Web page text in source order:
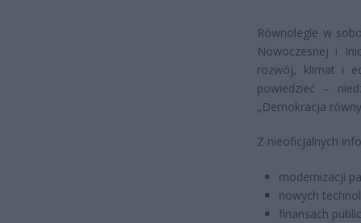
Równolegle w
Nowoczesnej i
rozwój, klimat i
powiedzieć –
„Demokracja
Z nieoficjalnych
modernizacji
nowych
finansach